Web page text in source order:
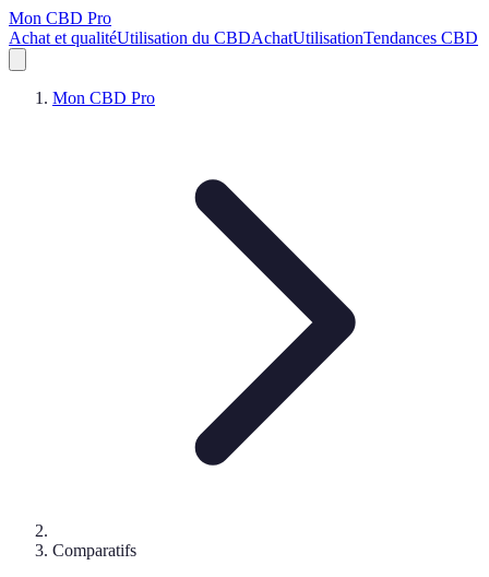
Mon CBD Pro
Achat et qualitéUtilisation du CBDAchatUtilisationTendances CBD
Mon CBD Pro
Comparatifs